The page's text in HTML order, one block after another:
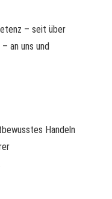
– seit über
an uns und
Handeln